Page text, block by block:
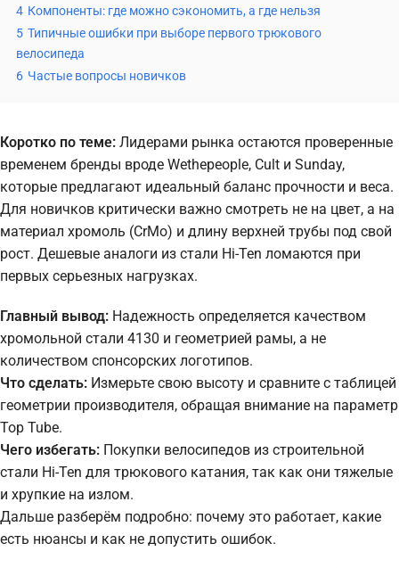
4 Компоненты: где можно сэкономить, а где нельзя
5 Типичные ошибки при выборе первого трюкового
велосипеда
6 Частые вопросы новичков
Коротко по теме: Лидерами рынка остаются проверенные
временем бренды вроде Wethepeople, Cult и Sunday,
которые предлагают идеальный баланс прочности и веса.
Для новичков критически важно смотреть не на цвет, а на
материал хромоль (CrMo) и длину верхней трубы под свой
рост. Дешевые аналоги из стали Hi-Ten ломаются при
первых серьезных нагрузках.
Главный вывод: Надежность определяется качеством
хромольной стали 4130 и геометрией рамы, а не
количеством спонсорских логотипов.
Что сделать: Измерьте свою высоту и сравните с таблицей
геометрии производителя, обращая внимание на параметр
Top Tube.
Чего избегать: Покупки велосипедов из строительной
стали Hi-Ten для трюкового катания, так как они тяжелые
и хрупкие на излом.
Дальше разберём подробно: почему это работает, какие
есть нюансы и как не допустить ошибок.